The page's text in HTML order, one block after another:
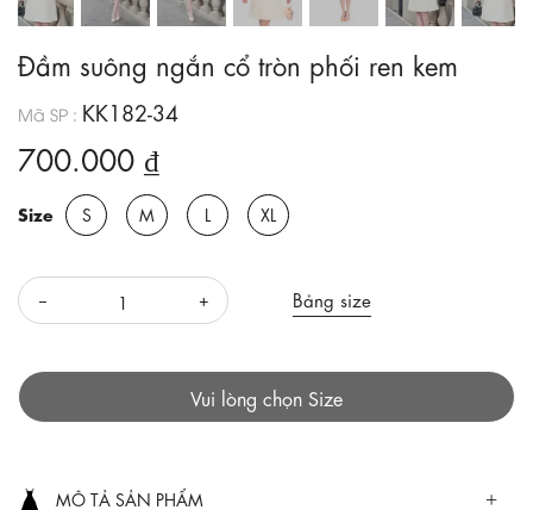
Đầm suông ngắn cổ tròn phối ren kem
Mã SP : KK182-34
700.000 ₫
Size S M L XL
Bảng size
Vui lòng chọn Size
MÔ TẢ SẢN PHẨM